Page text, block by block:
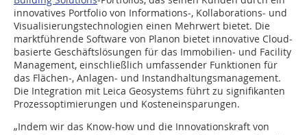
innovatives Portfolio von Informations‐, Kollaborations‐ und
Visualisierungstechnologien einen Mehrwert bietet. Die
marktführende Software von Planon bietet innovative Cloud‐
basierte Geschäftslösungen für das Immobilien‐ und Facility
Management, einschließlich umfassender Funktionen für
das Flächen‐, Anlagen‐ und Instandhaltungsmanagement.
Die Integration mit Leica Geosystems führt zu signifikanten
Prozessoptimierungen und Kosteneinsparungen.
„Indem wir das Know‐how und die Innovationskraft von